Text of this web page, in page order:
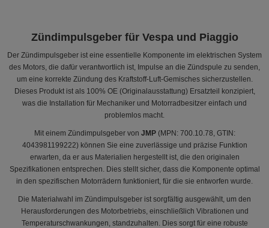
Zündimpulsgeber für Vespa und Piaggio
Der Zündimpulsgeber ist eine essentielle Komponente im elektrischen System
des Motors, die dafür verantwortlich ist, Impulse an die Zündspule zu senden,
um eine korrekte Zündung des Kraftstoff-Luft-Gemisches sicherzustellen.
Dieses Produkt ist als 100% OE (Originalausstattung) Ersatzteil konzipiert,
was die Installation für Mechaniker und Motorradbesitzer einfach und
problemlos macht.
Mit einem Zündimpulsgeber von JMP(MPN: 700.10.78, GTIN:
4043981199222) können Sie eine zuverlässige und präzise Funktion
erwarten, da er aus Materialien hergestellt ist, die den originalen
Spezifikationen entsprechen. Dies stellt sicher, dass die Komponente optimal
in den spezifischen Motorrädern funktioniert, für die sie entworfen wurde.
Die Materialwahl im Zündimpulsgeber ist sorgfältig ausgewählt, um den
Herausforderungen des Motorbetriebs, einschließlich Vibrationen und
Temperaturschwankungen, standzuhalten. Dies sorgt für eine robuste